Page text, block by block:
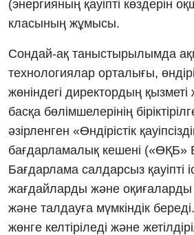
(энергияның қауіпті көздерін
класының жұмысы.
Сондай-ақ таныстырылымда
технологиялар орталығы, өндіріс
жөніндегі директордың
басқа бөлімшелерінің
әзірленген «Өндірістік
бағдарламалық кешені
Бағдарлама салдарсыз қауіпті
жағдайларды және оқиғаларды
және талдауға мүмкіндік
жөнге келтіріледі және